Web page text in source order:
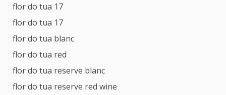
flor do tua 17
flor do tua 17
flor do tua blanc
flor do tua red
flor do tua reserve blanc
flor do tua reserve red wine